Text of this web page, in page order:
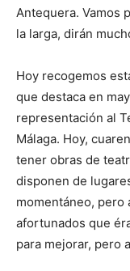
Antequera. Vamos
la larga, dirán
Hoy recogemos
que destaca en
representación al
Málaga. Hoy,
tener obras de
disponen de
momentáneo, pero
afortunados que
para mejorar, pero